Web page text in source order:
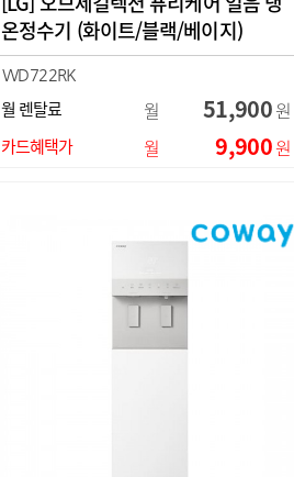
온정수기 (화이트/블랙/베이지)
WD722RK
WD722RE
월 렌탈료 월 51,900원
카드혜택가 월 9,900원